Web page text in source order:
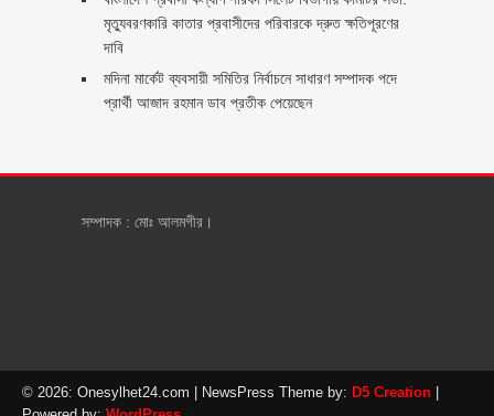
মৃত্যুবরণকারি কাতার প্রবাসীদের পরিবারকে দ্রুত ক্ষতিপূরণের
দাবি
মদিনা মার্কেট ব্যবসায়ী সমিতির নির্বাচনে সাধারণ সম্পাদক পদে
প্রার্থী আজাদ রহমান ডাব প্রতীক পেয়েছেন ‎
সম্পাদক : মোঃ আলমগীর।
© 2026: Onesylhet24.com | NewsPress Theme by: D5 Creation